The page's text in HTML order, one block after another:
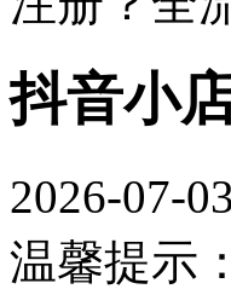
抖音小
2026-07-
温馨提示